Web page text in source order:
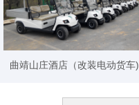
曲靖山庄酒店（改装电动货车)